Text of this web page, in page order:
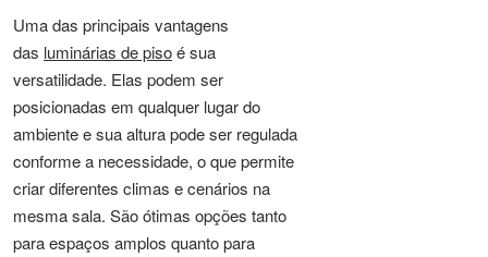
Uma das principais vantagens
das luminárias de pisoé sua
versatilidade. Elas podem ser
posicionadas em qualquer lugar do
ambiente e sua altura pode ser regulada
conforme a necessidade, o que permite
criar diferentes climas e cenários na
mesma sala. São ótimas opções tanto
para espaços amplos quanto para